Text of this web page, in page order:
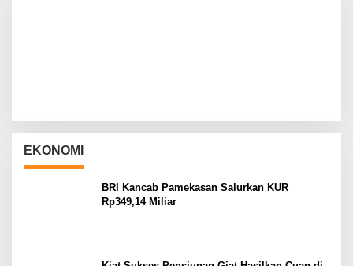
EKONOMI
BRI Kancab Pamekasan Salurkan KUR
Rp349,14 Miliar